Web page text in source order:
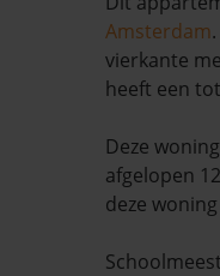
Amsterdam
vierkante
heeft een
Deze
afgelopen
deze